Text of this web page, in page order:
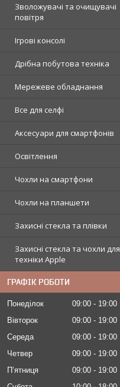
Зволожувачі та очищувачі
повітря
Ігрові консолі
Дрібна побутова техніка
Мережеве обладнання
Все для селфі
Аксесуари для смартфонів
Освітлення
Чохли на смартфони
Чохли на планшети
Захисні стекла та плівки
Захисні стекла та чохли для
техніки Apple
ГРАФІК РОБОТИ
Понеділок 09:00
19:00
Вівторок
09:00
19:00
Середа
09:00
19:00
Четвер
09:00
19:00
Пʼятниця
09:00
19:00